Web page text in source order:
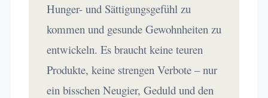
Hunger- und Sättigungsgefühl zu
kommen und gesunde Gewohnheiten zu
entwickeln. Es braucht keine teuren
Produkte, keine strengen Verbote – nur
ein bisschen Neugier, Geduld und den